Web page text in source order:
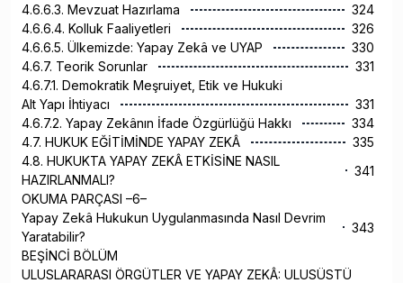
4.6.6.3. Mevzuat Hazırlama
324
4.6.6.4. Kolluk Faaliyetleri
326
4.6.6.5. Ülkemizde: Yapay Zekâ ve UYAP
330
4.6.7. Teorik Sorunlar
331
4.6.7.1. Demokratik Meşruiyet, Etik ve Hukuki
Alt Yapı İhtiyacı
331
4.6.7.2. Yapay Zekânın İfade Özgürlüğü Hakkı
334
4.7. HUKUK EĞİTİMİNDE YAPAY ZEKÂ
335
4.8. HUKUKTA YAPAY ZEKÂ ETKİSİNE NASIL
HAZIRLANMALI?
341
OKUMA PARÇASI –6–
Yapay Zekâ Hukukun Uygulanmasında Nasıl Devrim
Yaratabilir?
343
BEŞİNCİ BÖLÜM
ULUSLARARASI ÖRGÜTLER VE YAPAY ZEKÂ: ULUSÜSTÜ